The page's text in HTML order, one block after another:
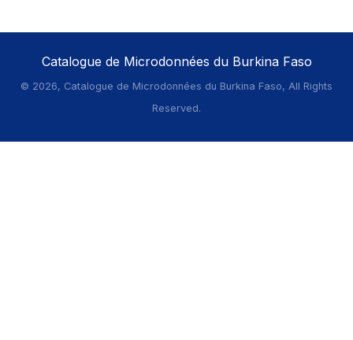
Catalogue de Microdonnées du Burkina Faso
© 2026, Catalogue de Microdonnées du Burkina Faso, All Rights
Reserved.